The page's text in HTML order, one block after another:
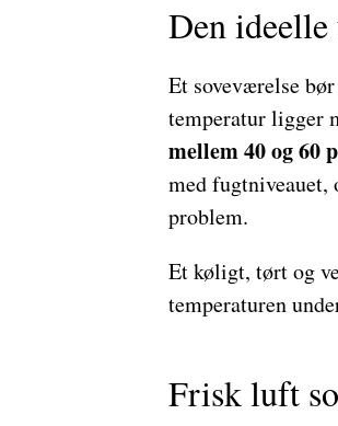
Den
Et soveværelse
temperatur ligger
mellem 40 og 60
med
problem.
Et køligt, tørt og
temperaturen
Frisk luft